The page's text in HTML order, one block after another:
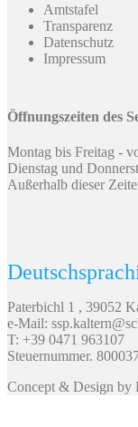
Amtstafel
Transparenz
Datenschutz
Impressum
Öffnungszeiten des
Montag bis Freitag -
Dienstag und
Außerhalb dieser
Paterbichl 1 , 39052
e-Mail:
T: +39 0471 963107
Steuernummer.
Concept & Design by